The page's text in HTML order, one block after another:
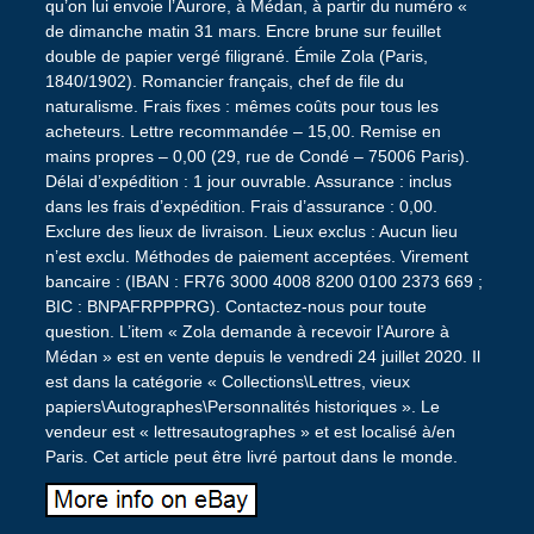
qu’on lui envoie l’Aurore, à Médan, à partir du numéro «
de dimanche matin 31 mars. Encre brune sur feuillet
double de papier vergé filigrané. Émile Zola (Paris,
1840/1902). Romancier français, chef de file du
naturalisme. Frais fixes : mêmes coûts pour tous les
acheteurs. Lettre recommandée – 15,00. Remise en
mains propres – 0,00 (29, rue de Condé – 75006 Paris).
Délai d’expédition : 1 jour ouvrable. Assurance : inclus
dans les frais d’expédition. Frais d’assurance : 0,00.
Exclure des lieux de livraison. Lieux exclus : Aucun lieu
n’est exclu. Méthodes de paiement acceptées. Virement
bancaire : (IBAN : FR76 3000 4008 8200 0100 2373 669 ;
BIC : BNPAFRPPPRG). Contactez-nous pour toute
question. L’item « Zola demande à recevoir l’Aurore à
Médan » est en vente depuis le vendredi 24 juillet 2020. Il
est dans la catégorie « Collections\Lettres, vieux
papiers\Autographes\Personnalités historiques ». Le
vendeur est « lettresautographes » et est localisé à/en
Paris. Cet article peut être livré partout dans le monde.